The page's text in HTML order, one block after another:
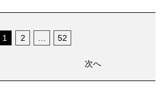
1 2 52
次へ